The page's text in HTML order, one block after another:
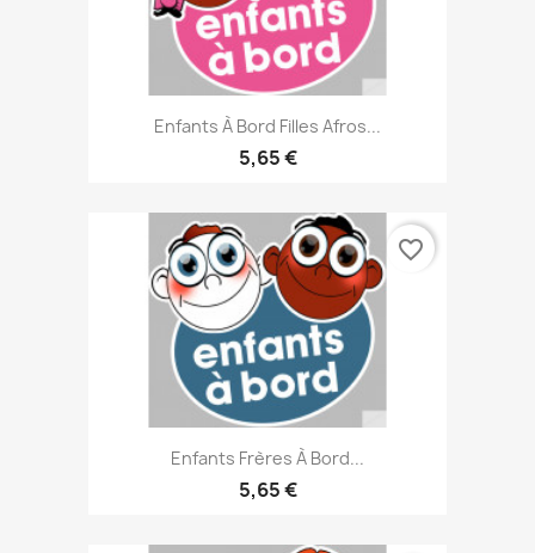
Enfants À Bord Filles Afros...
5,65 €
Enfants Frères À Bord...
5,65 €
favorite_border